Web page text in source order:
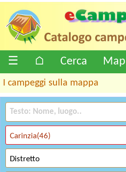
☰ ⌂ Cerca
I campeggi sulla mappa